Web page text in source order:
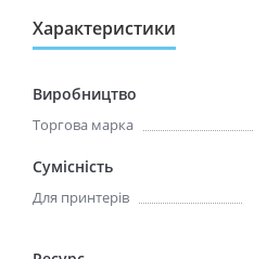
Характеристики
Виробництво
Торгова марка
Сумісність
Для принтерів